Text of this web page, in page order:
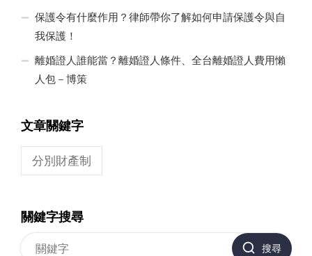
保護令有什麼作用？律師帶你了解如何申請保護令與自
我保護！
離婚證人誰能當？離婚證人條件、全台離婚證人費用懶
人包－博策
文章關鍵字
分別財產制
關鍵字搜尋
搜尋